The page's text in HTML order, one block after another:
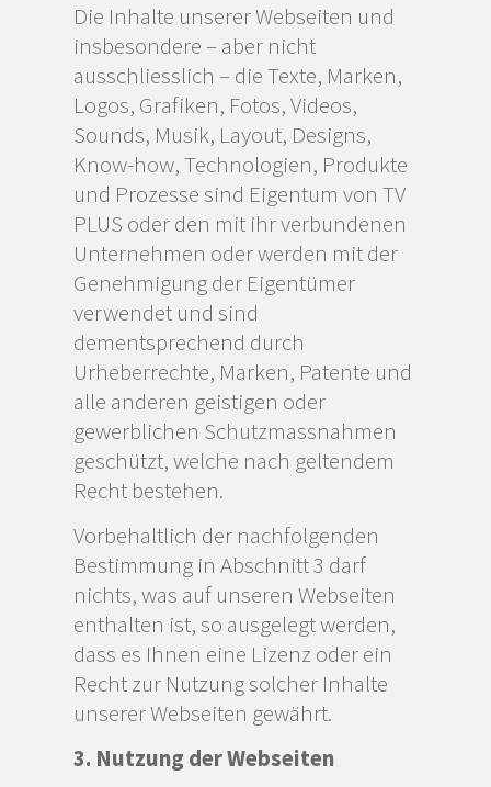
Die Inhalte unserer Webseiten und
insbesondere – aber nicht
ausschliesslich – die Texte, Marken,
Logos, Grafiken, Fotos, Videos,
Sounds, Musik, Layout, Designs,
Know-how, Technologien, Produkte
und Prozesse sind Eigentum von TV
PLUS oder den mit ihr verbundenen
Unternehmen oder werden mit der
Genehmigung der Eigentümer
verwendet und sind
dementsprechend durch
Urheberrechte, Marken, Patente und
alle anderen geistigen oder
gewerblichen Schutzmassnahmen
geschützt, welche nach geltendem
Recht bestehen.
Vorbehaltlich der nachfolgenden
Bestimmung in Abschnitt 3 darf
nichts, was auf unseren Webseiten
enthalten ist, so ausgelegt werden,
dass es Ihnen eine Lizenz oder ein
Recht zur Nutzung solcher Inhalte
unserer Webseiten gewährt.
3. Nutzung der Webseiten